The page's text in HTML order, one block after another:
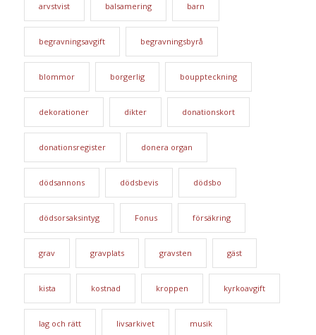
arvstvist balsamering barn
begravningsavgift begravningsbyrå
blommor borgerlig bouppteckning
dekorationer dikter donationskort
donationsregister donera organ
dödsannons dödsbevis dödsbo
dödsorsaksintyg Fonus försäkring
grav gravplats gravsten gäst
kista kostnad kroppen kyrkoavgift
lag och rätt livsarkivet musik